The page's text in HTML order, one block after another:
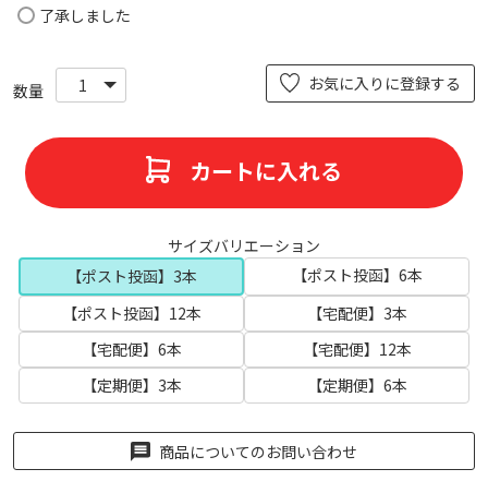
)
了承しました
お気に入りに登録する
カートに入れる
サイズバリエーション
【ポスト投函】3本
【ポスト投函】6本
【ポスト投函】12本
【宅配便】3本
【宅配便】6本
【宅配便】12本
【定期便】3本
【定期便】6本
商品についてのお問い合わせ